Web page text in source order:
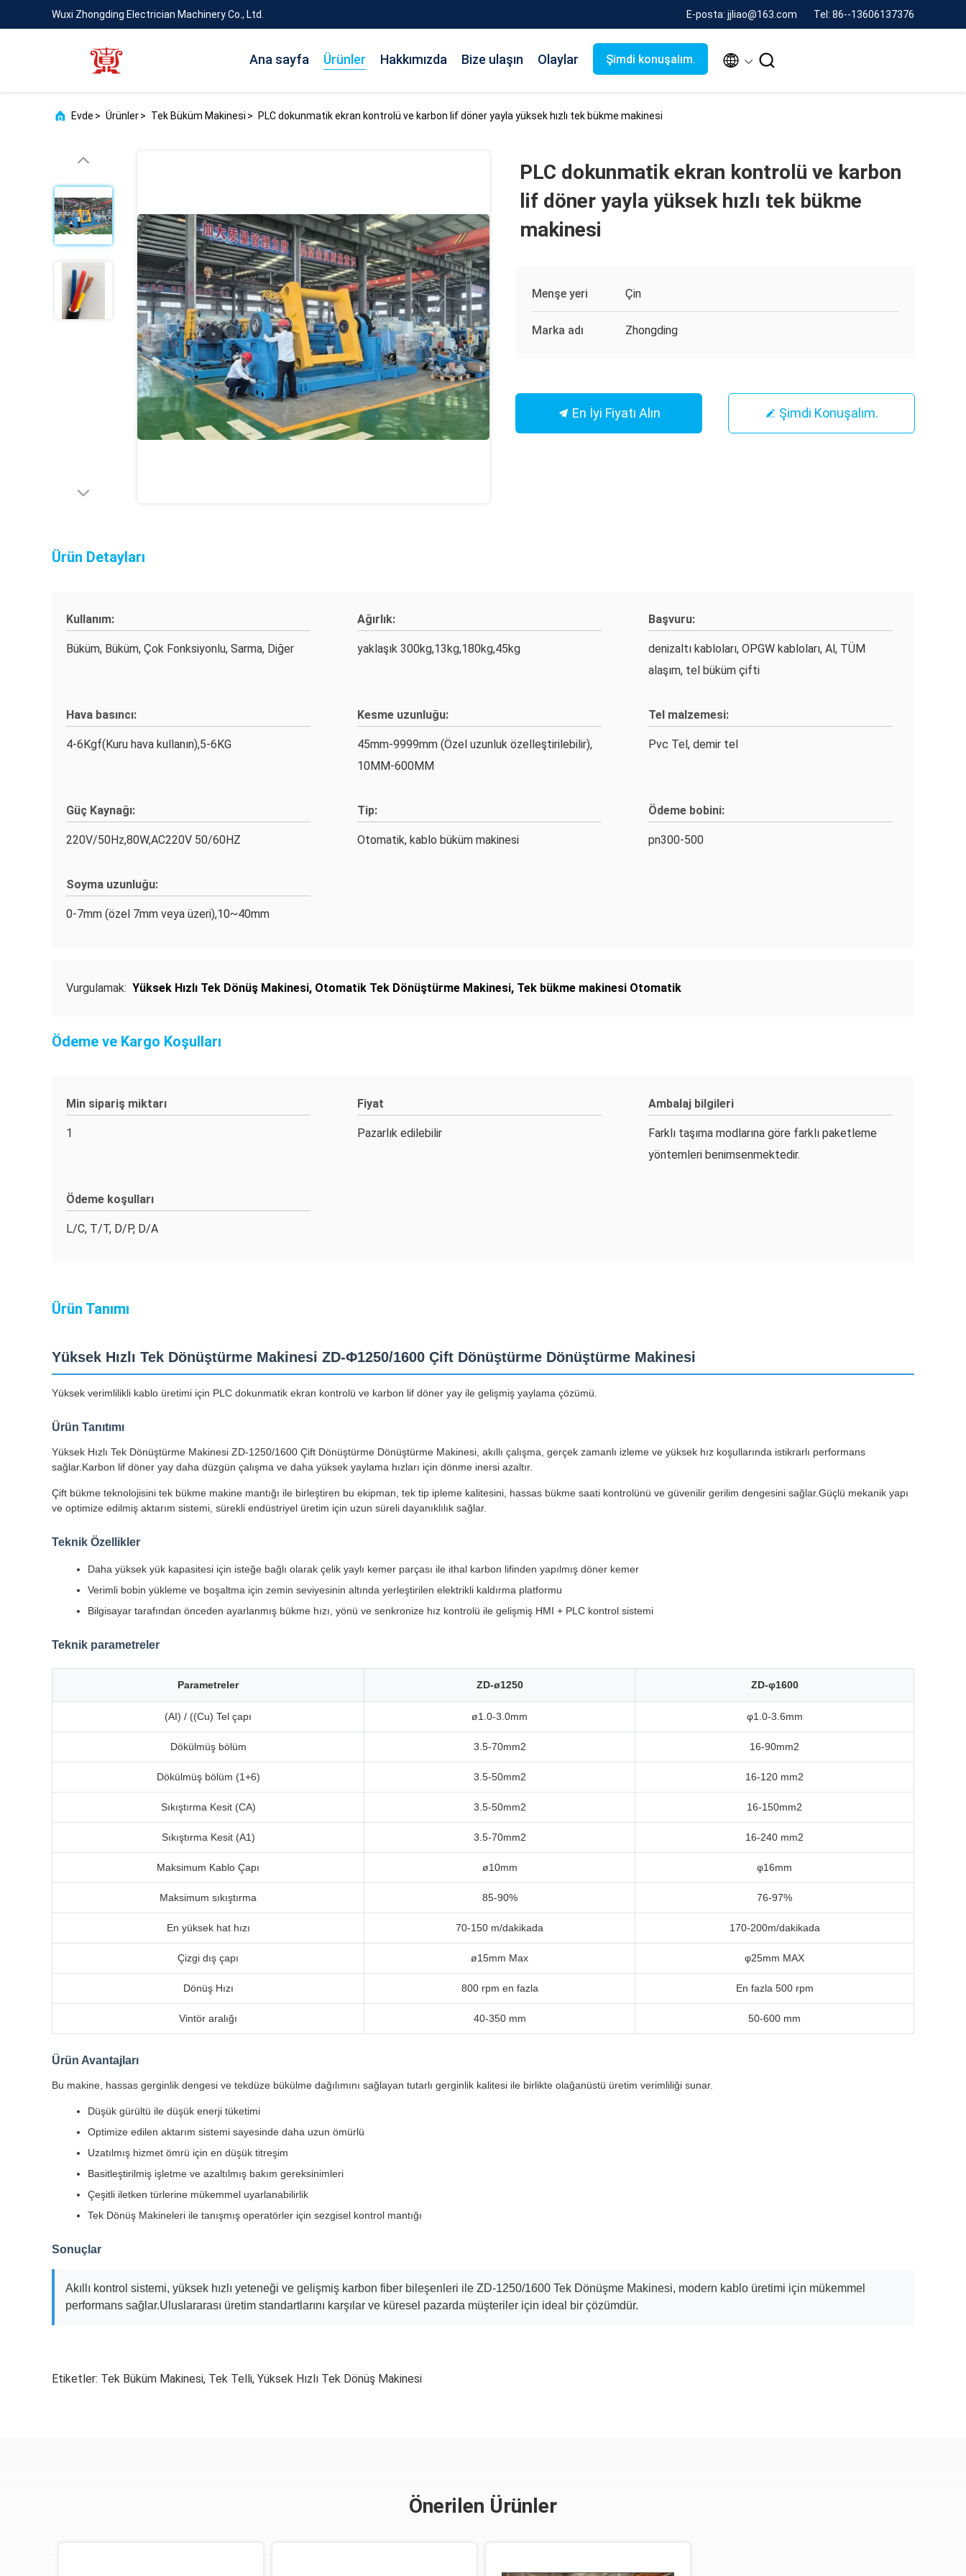
Wuxi Zhongding Electrician Machinery Co., Ltd. E-posta: jjliao@163.com Tel: 86--13606137376
Ana sayfa Ürünler Hakkımızda Bize ulaşın Olaylar Şimdi konuşalım.  
Evde > Ürünler> Tek Büküm Makinesi > PLC dokunmatik ekran kontrolü ve karbon lif döner yayla yüksek hızlı tek bükme makinesi
PLC dokunmatik ekran kontrolü ve karbon
lif döner yayla yüksek hızlı tek bükme
makinesi
Menşe yeri Çin
Marka adı Zhongding
En İyi Fiyatı Alın Şimdi Konuşalım.
Ürün Detayları
Kullanım:
Büküm, Büküm, Çok Fonksiyonlu, Sarma, Diğer
Ağırlık:
yaklaşık 300kg,13kg,180kg,45kg
Başvuru:
denizaltı kabloları, OPGW kabloları, Al, TÜM
alaşım, tel büküm çifti
Hava basıncı:
4-6Kgf(Kuru hava kullanın),5-6KG
Kesme uzunluğu:
45mm-9999mm (Özel uzunluk özelleştirilebilir),
10MM-600MM
Tel malzemesi:
Pvc Tel, demir tel
Güç Kaynağı:
220V/50Hz,80W,AC220V 50/60HZ
Tip:
Otomatik, kablo büküm makinesi
Ödeme bobini:
pn300-500
Soyma uzunluğu:
0-7mm (özel 7mm veya üzeri),10~40mm
Vurgulamak: Yüksek Hızlı Tek Dönüş Makinesi, Otomatik Tek Dönüştürme Makinesi, Tek bükme makinesi Otomatik
Ödeme ve Kargo Koşulları
Min sipariş miktarı
1
Fiyat
Pazarlık edilebilir
Ambalaj bilgileri
Farklı taşıma modlarına göre farklı paketleme
yöntemleri benimsenmektedir.
Ödeme koşulları
L/C, T/T, D/P, D/A
Ürün Tanımı
Yüksek Hızlı Tek Dönüştürme Makinesi ZD-Φ1250/1600 Çift Dönüştürme Dönüştürme Makinesi
Yüksek verimlilikli kablo üretimi için PLC dokunmatik ekran kontrolü ve karbon lif döner yay ile gelişmiş yaylama çözümü.
Ürün Tanıtımı
Yüksek Hızlı Tek Dönüştürme Makinesi ZD-1250/1600 Çift Dönüştürme Dönüştürme Makinesi, akıllı çalışma, gerçek zamanlı izleme ve yüksek hız koşullarında istikrarlı performans
sağlar.Karbon lif döner yay daha düzgün çalışma ve daha yüksek yaylama hızları için dönme inersi azaltır.
Çift bükme teknolojisini tek bükme makine mantığı ile birleştiren bu ekipman, tek tip ipleme kalitesini, hassas bükme saati kontrolünü ve güvenilir gerilim dengesini sağlar.Güçlü mekanik yapı
ve optimize edilmiş aktarım sistemi, sürekli endüstriyel üretim için uzun süreli dayanıklılık sağlar.
Teknik Özellikler
Daha yüksek yük kapasitesi için isteğe bağlı olarak çelik yaylı kemer parçası ile ithal karbon lifinden yapılmış döner kemer
Verimli bobin yükleme ve boşaltma için zemin seviyesinin altında yerleştirilen elektrikli kaldırma platformu
Bilgisayar tarafından önceden ayarlanmış bükme hızı, yönü ve senkronize hız kontrolü ile gelişmiş HMI + PLC kontrol sistemi
Teknik parametreler
Parametreler ZD-ø1250 ZD-φ1600
(AI) / ((Cu) Tel çapı ø1.0-3.0mm φ1.0-3.6mm
Dökülmüş bölüm 3.5-70mm2 16-90mm2
Dökülmüş bölüm (1+6) 3.5-50mm2 16-120 mm2
Sıkıştırma Kesit (CA) 3.5-50mm2 16-150mm2
Sıkıştırma Kesit (A1) 3.5-70mm2 16-240 mm2
Maksimum Kablo Çapı ø10mm φ16mm
Maksimum sıkıştırma 85-90% 76-97%
En yüksek hat hızı 70-150 m/dakikada 170-200m/dakikada
Çizgi dış çapı ø15mm Max φ25mm MAX
Dönüş Hızı 800 rpm en fazla En fazla 500 rpm
Vintör aralığı 40-350 mm 50-600 mm
Ürün Avantajları
Bu makine, hassas gerginlik dengesi ve tekdüze bükülme dağılımını sağlayan tutarlı gerginlik kalitesi ile birlikte olağanüstü üretim verimliliği sunar.
Düşük gürültü ile düşük enerji tüketimi
Optimize edilen aktarım sistemi sayesinde daha uzun ömürlü
Uzatılmış hizmet ömrü için en düşük titreşim
Basitleştirilmiş işletme ve azaltılmış bakım gereksinimleri
Çeşitli iletken türlerine mükemmel uyarlanabilirlik
Tek Dönüş Makineleri ile tanışmış operatörler için sezgisel kontrol mantığı
Sonuçlar
Akıllı kontrol sistemi, yüksek hızlı yeteneği ve gelişmiş karbon fiber bileşenleri ile ZD-1250/1600 Tek Dönüşme Makinesi, modern kablo üretimi için mükemmel
performans sağlar.Uluslararası üretim standartlarını karşılar ve küresel pazarda müşteriler için ideal bir çözümdür.
Etiketler: Tek Büküm Makinesi, Tek Telli, Yüksek Hızlı Tek Dönüş Makinesi
Önerilen Ürünler